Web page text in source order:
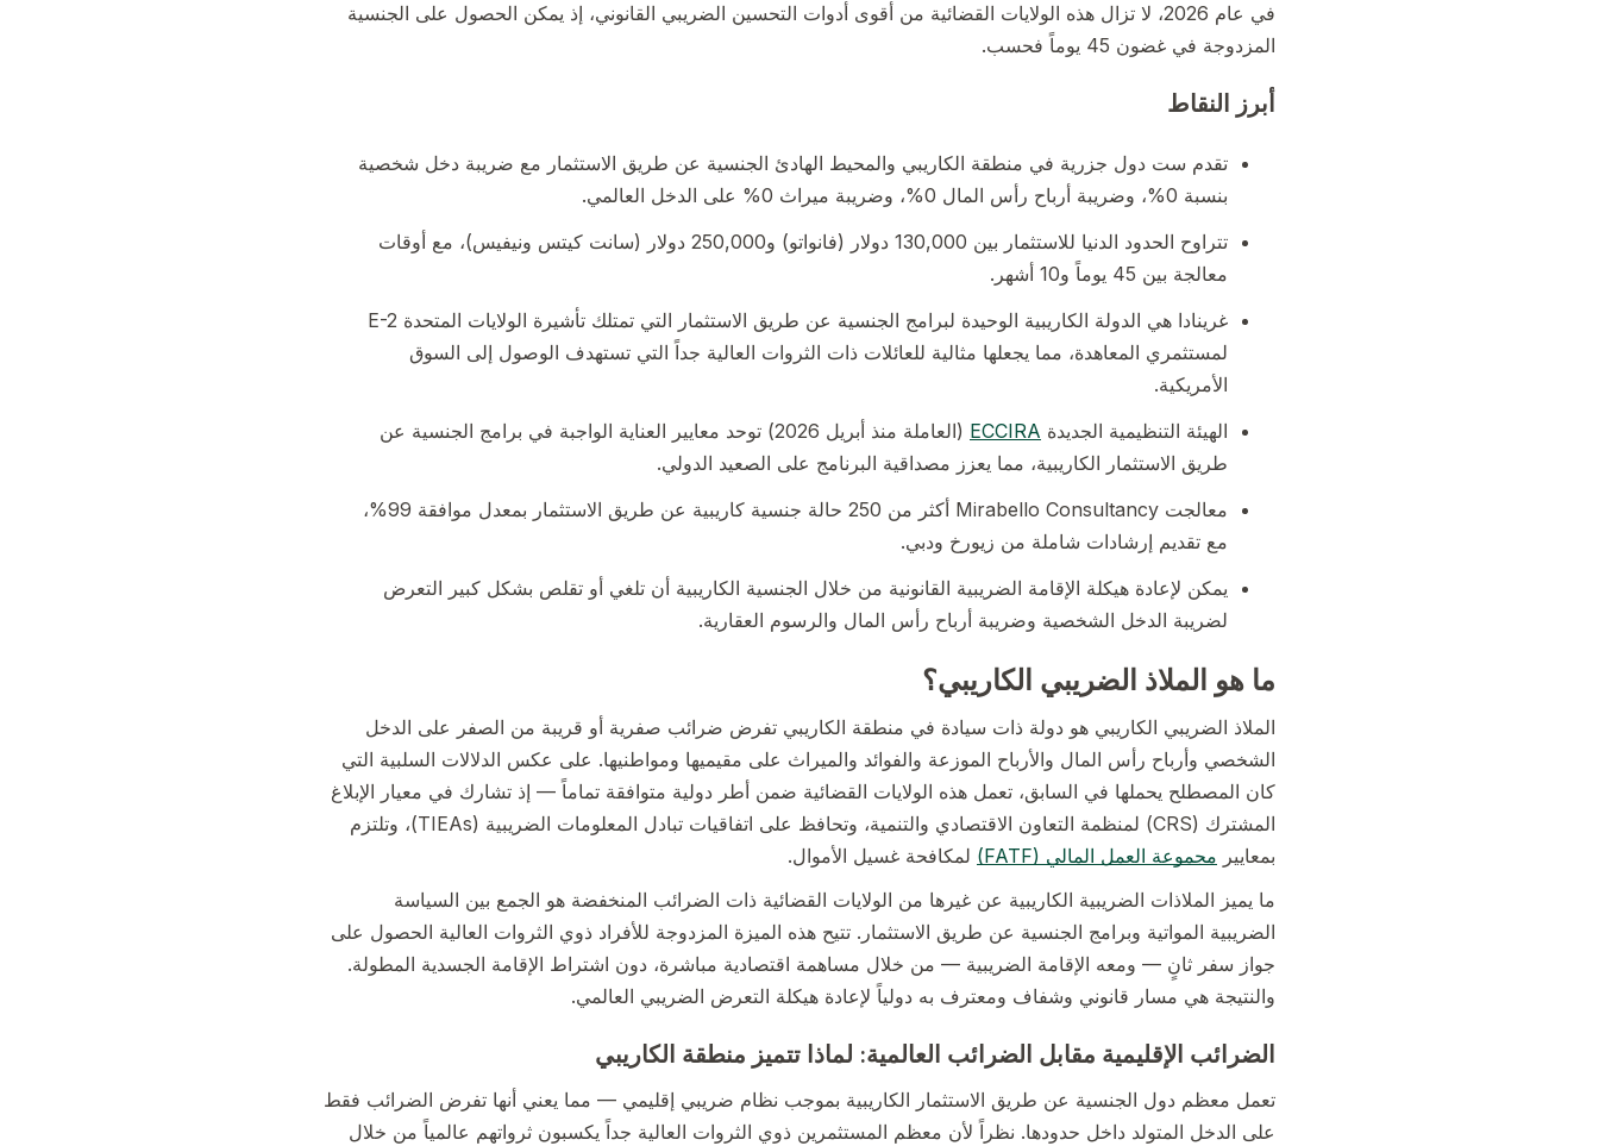
في عام 2026، لا تزال هذه الولايات القضائية من أقوى أدوات التحسين الضريبي القانوني، إذ يمكن الحصول على الجنسية
المزدوجة في غضون 45 يوماً فحسب.
أبرز النقاط
تقدم ست دول جزرية في منطقة الكاريبي والمحيط الهادئ الجنسية عن طريق الاستثمار مع ضريبة دخل شخصية
بنسبة 0%، وضريبة أرباح رأس المال 0%، وضريبة ميراث 0% على الدخل العالمي.
تتراوح الحدود الدنيا للاستثمار بين 130,000 دولار (فانواتو) و250,000 دولار (سانت كيتس ونيفيس)، مع أوقات
معالجة بين 45 يوماً و10 أشهر.
غرينادا هي الدولة الكاريبية الوحيدة لبرامج الجنسية عن طريق الاستثمار التي تمتلك تأشيرة الولايات المتحدة E-2
لمستثمري المعاهدة، مما يجعلها مثالية للعائلات ذات الثروات العالية جداً التي تستهدف الوصول إلى السوق
الأمريكية.
الهيئة التنظيمية الجديدة ECCIRA
(العاملة منذ أبريل 2026) توحد معايير العناية الواجبة في برامج الجنسية عن
طريق الاستثمار الكاريبية، مما يعزز مصداقية البرنامج على الصعيد الدولي.
معالجت Mirabello Consultancy أكثر من 250 حالة جنسية كاريبية عن طريق الاستثمار بمعدل موافقة 99%،
مع تقديم إرشادات شاملة من زيورخ ودبي.
يمكن لإعادة هيكلة الإقامة الضريبية القانونية من خلال الجنسية الكاريبية أن تلغي أو تقلص بشكل كبير التعرض
لضريبة الدخل الشخصية وضريبة أرباح رأس المال والرسوم العقارية.
ما هو الملاذ الضريبي الكاريبي؟
الملاذ الضريبي الكاريبي هو دولة ذات سيادة في منطقة الكاريبي تفرض ضرائب صفرية أو قريبة من الصفر على الدخل
الشخصي وأرباح رأس المال والأرباح الموزعة والفوائد والميراث على مقيميها ومواطنيها. على عكس الدلالات السلبية التي
كان المصطلح يحملها في السابق، تعمل هذه الولايات القضائية ضمن أطر دولية متوافقة تماماً — إذ تشارك في معيار الإبلاغ
المشترك (CRS) لمنظمة التعاون الاقتصادي والتنمية، وتحافظ على اتفاقيات تبادل المعلومات الضريبية (TIEAs)، وتلتزم
بمعايير مجموعة العمل المالي (FATF)
لمكافحة غسيل الأموال.
ما يميز الملاذات الضريبية الكاريبية عن غيرها من الولايات القضائية ذات الضرائب المنخفضة هو الجمع بين السياسة
الضريبية المواتية وبرامج الجنسية عن طريق الاستثمار. تتيح هذه الميزة المزدوجة للأفراد ذوي الثروات العالية الحصول على
جواز سفر ثانٍ — ومعه الإقامة الضريبية — من خلال مساهمة اقتصادية مباشرة، دون اشتراط الإقامة الجسدية المطولة.
والنتيجة هي مسار قانوني وشفاف ومعترف به دولياً لإعادة هيكلة التعرض الضريبي العالمي.
الضرائب الإقليمية مقابل الضرائب العالمية: لماذا تتميز منطقة الكاريبي
تعمل معظم دول الجنسية عن طريق الاستثمار الكاريبية بموجب نظام ضريبي إقليمي — مما يعني أنها تفرض الضرائب فقط
على الدخل المتولد داخل حدودها. نظراً لأن معظم المستثمرين ذوي الثروات العالية جداً يكسبون ثرواتهم عالمياً من خلال